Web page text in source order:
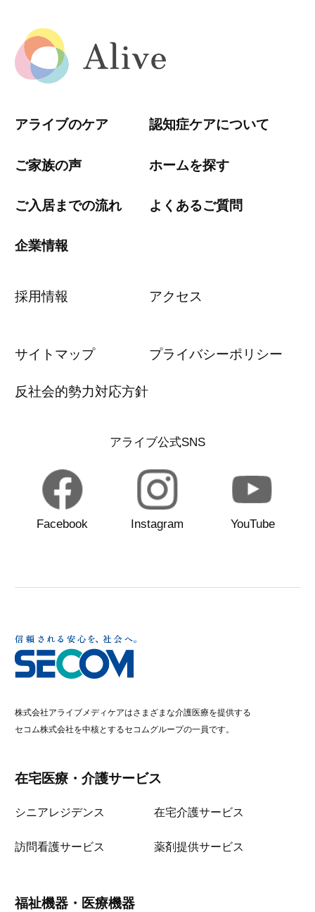
アライブのケア 認知症ケアについて
ご家族の声 ホームを探す
ご入居までの流れ よくあるご質問
企業情報
採用情報 アクセス
サイトマップ プライバシーポリシー
反社会的勢力対応方針
アライブ公式SNS
Facebook Instagram YouTube
株式会社アライブメディケアはさまざまな介護医療を提供する
セコム株式会社を中核とするセコムグループの一員です。
在宅医療・介護サービス
シニアレジデンス 在宅介護サービス
訪問看護サービス 薬剤提供サービス
福祉機器・医療機器